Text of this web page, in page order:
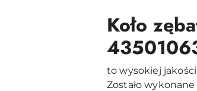
Koło
to wysokiej
Zostało